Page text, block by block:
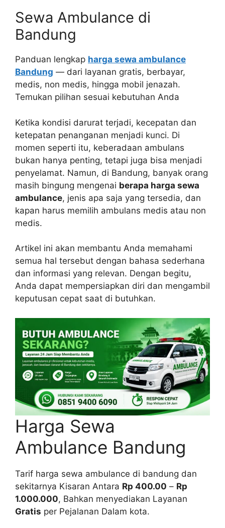
Sewa Ambulance di
Bandung
Panduan lengkap harga sewa ambulance
Bandung — dari layanan gratis, berbayar,
medis, non medis, hingga mobil jenazah.
Temukan pilihan sesuai kebutuhan Anda
Ketika kondisi darurat terjadi, kecepatan dan
ketepatan penanganan menjadi kunci. Di
momen seperti itu, keberadaan ambulans
bukan hanya penting, tetapi juga bisa menjadi
penyelamat. Namun, di Bandung, banyak orang
masih bingung mengenai berapa harga sewa
ambulance, jenis apa saja yang tersedia, dan
kapan harus memilih ambulans medis atau non
medis.
Artikel ini akan membantu Anda memahami
semua hal tersebut dengan bahasa sederhana
dan informasi yang relevan. Dengan begitu,
Anda dapat mempersiapkan diri dan mengambil
keputusan cepat saat di butuhkan.
Harga Sewa
Ambulance Bandung
Tarif harga sewa ambulance di bandung dan
sekitarnya Kisaran Antara Rp 400.00 – Rp
1.000.000, Bahkan menyediakan Layanan
Gratis per Pejalanan Dalam kota.